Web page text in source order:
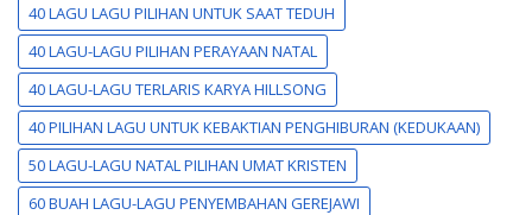
40 LAGU LAGU PILIHAN UNTUK SAAT TEDUH
40 LAGU-LAGU PILIHAN PERAYAAN NATAL
40 LAGU-LAGU TERLARIS KARYA HILLSONG
40 PILIHAN LAGU UNTUK KEBAKTIAN PENGHIBURAN (KEDUKAAN)
50 LAGU-LAGU NATAL PILIHAN UMAT KRISTEN
60 BUAH LAGU-LAGU PENYEMBAHAN GEREJAWI